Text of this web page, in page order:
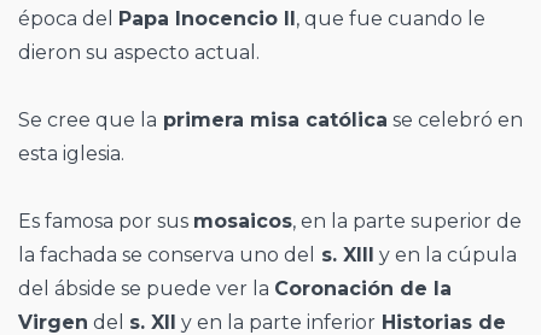
época del Papa Inocencio II, que fue cuando le
dieron su aspecto actual.
Se cree que la primera misa católica se celebró en
esta iglesia.
Es famosa por sus mosaicos, en la parte superior de
la fachada se conserva uno del
s. XIII y en la cúpula
del ábside se puede ver la Coronación de la
Virgen del s. XII y en la parte inferior Historias de